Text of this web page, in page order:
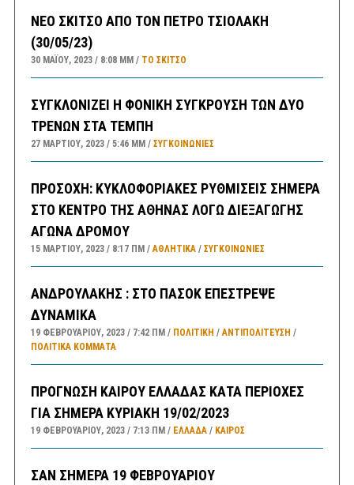
ΝΕΟ ΣΚΙΤΣΟ ΑΠΟ ΤΟΝ ΠΕΤΡΟ ΤΣΙΟΛΑΚΗ
(30/05/23)
30 ΜΑΪ́ΟΥ, 2023 8:08 ΜΜ ΤΟ ΣΚΊΤΣΟ
ΣΥΓΚΛΟΝΙΖΕΙ Η ΦΟΝΙΚΗ ΣΥΓΚΡΟΥΣΗ ΤΩΝ ΔΥΟ
ΤΡΕΝΩΝ ΣΤΑ ΤΕΜΠΗ
27 ΜΑΡΤΊΟΥ, 2023 5:46 ΜΜ ΣΥΓΚΟΙΝΩΝΊΕΣ
ΠΡΟΣΟΧΗ: ΚΥΚΛΟΦΟΡΙΑΚΕΣ ΡΥΘΜΙΣΕΙΣ ΣΗΜΕΡΑ
ΣΤΟ ΚΕΝΤΡΟ ΤΗΣ ΑΘΗΝΑΣ ΛΟΓΩ ΔΙΕΞΑΓΩΓΗΣ
ΑΓΩΝΑ ΔΡΟΜΟΥ
15 ΜΑΡΤΊΟΥ, 2023 8:17 ΠΜ ΑΘΛΗΤΙΚΑ/ ΣΥΓΚΟΙΝΩΝΊΕΣ
ΑΝΔΡΟΥΛΑΚΗΣ : ΣΤΟ ΠΑΣΟΚ ΕΠΕΣΤΡΕΨΕ
ΔΥΝΑΜΙΚΑ
19 ΦΕΒΡΟΥΑΡΊΟΥ, 2023 7:42 ΠΜ ΠΟΛΙΤΙΚΗ /ΑΝΤΙΠΟΛΊΤΕΥΣΗ /
ΠΟΛΙΤΙΚΆ ΚΌΜΜΑΤΑ
ΠΡΟΓΝΩΣΗ ΚΑΙΡΟΥ ΕΛΛΑΔΑΣ ΚΑΤΑ ΠΕΡΙΟΧΕΣ
ΓΙΑ ΣΗΜΕΡΑ ΚΥΡΙΑΚΗ 19/02/2023
19 ΦΕΒΡΟΥΑΡΊΟΥ, 2023 7:13 ΠΜ ΕΛΛΑΔA/ ΚΑΙΡΌΣ
ΣΑΝ ΣΗΜΕΡΑ 19 ΦΕΒΡΟΥΑΡΙΟΥ